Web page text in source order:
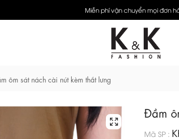
Miễn phí vận chuyển mọi đơn
ôm sát nách cài nút kèm thắt lưng
Đầm
Mã SP :